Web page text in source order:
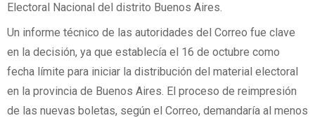
Electoral Nacional del distrito Buenos Aires.
Un informe técnico de las autoridades del Correo fue clave
en la decisión, ya que establecía el 16 de octubre como
fecha límite para iniciar la distribución del material electoral
en la provincia de Buenos Aires. El proceso de reimpresión
de las nuevas boletas, según el Correo, demandaría al menos